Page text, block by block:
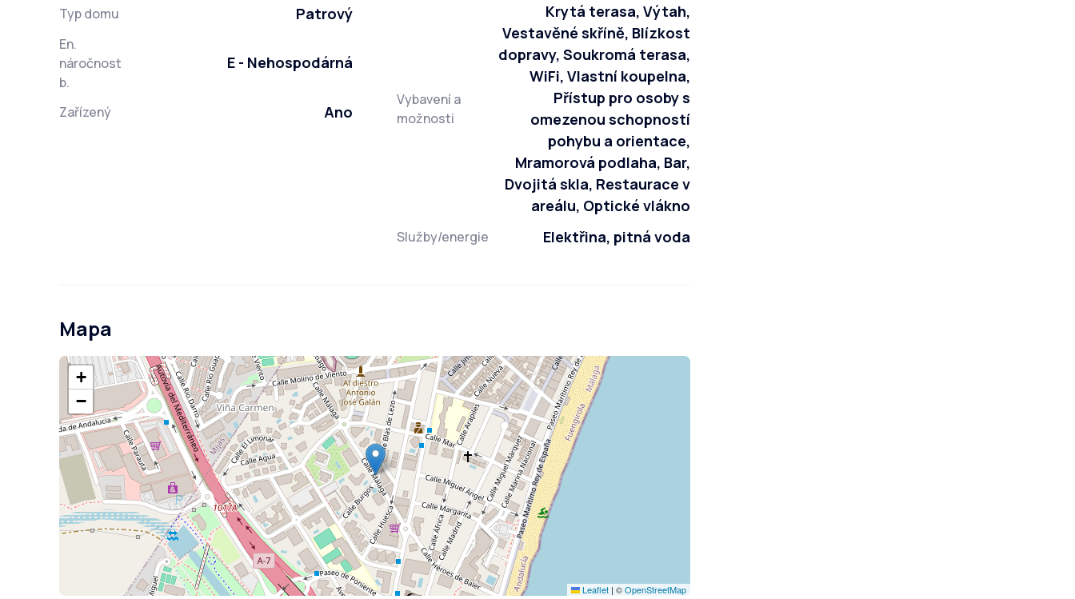
Typ domu Patrový
En.
náročnost
b.
E - Nehospodárná
Zařízený Ano
Vybavení a
možnosti
Krytá terasa, Výtah,
Vestavěné skříně, Blízkost
dopravy, Soukromá terasa,
WiFi, Vlastní koupelna,
Přístup pro osoby s
omezenou schopností
pohybu a orientace,
Mramorová podlaha, Bar,
Dvojitá skla, Restaurace v
areálu, Optické vlákno
Služby/energie Elektřina, pitná voda
Mapa
+
−
Leaflet | ©OpenStreetMap